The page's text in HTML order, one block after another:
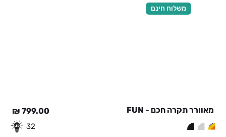
משלוח חינם
מאוורר תקרה חכם - FUN 799.00
₪
32